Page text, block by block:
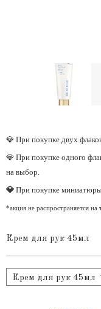
💎 При покупке двух
💎 При покупке одного
на выбор.
💎 При покупке
*акция не распространяется на
Крем для рук 45мл